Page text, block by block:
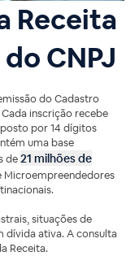
Receita
CNPJ
do Cadastro
inscrição recebe
por 14 dígitos
uma base
de21 milhões de
Microempreendedores
situações de
dívida ativa. A consulta
Receita.